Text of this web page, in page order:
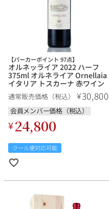
【パーカーポイント 97点】
オルネッライア 2022 ハーフ
375ml オルネライア Ornellaia
イタリア トスカーナ 赤ワイン
通常販売価格（税込） ¥30,800
会員メンバー価格（税込）
¥24,800
クール便対応可能